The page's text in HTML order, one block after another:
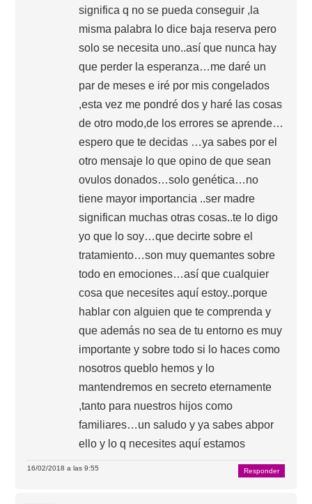
significa q no se pueda conseguir ,la
misma palabra lo dice baja reserva pero
solo se necesita uno..así que nunca hay
que perder la esperanza…me daré un
par de meses e iré por mis congelados
,esta vez me pondré dos y haré las cosas
de otro modo,de los errores se aprende…
espero que te decidas …ya sabes por el
otro mensaje lo que opino de que sean
ovulos donados…solo genética…no
tiene mayor importancia ..ser madre
significan muchas otras cosas..te lo digo
yo que lo soy…que decirte sobre el
tratamiento…son muy quemantes sobre
todo en emociones…así que cualquier
cosa que necesites aquí estoy..porque
hablar con alguien que te comprenda y
que además no sea de tu entorno es muy
importante y sobre todo si lo haces como
nosotros queblo hemos y lo
mantendremos en secreto eternamente
,tanto para nuestros hijos como
familiares…un saludo y ya sabes abpor
ello y lo q necesites aquí estamos
16/02/2018 a las 9:55 Responder